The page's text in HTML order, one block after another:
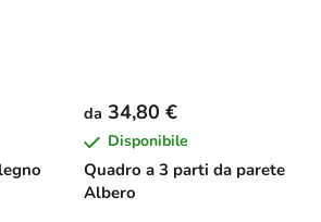
Quadro a 3 parti da parete
Albero
da 34,80 €
Disponibile